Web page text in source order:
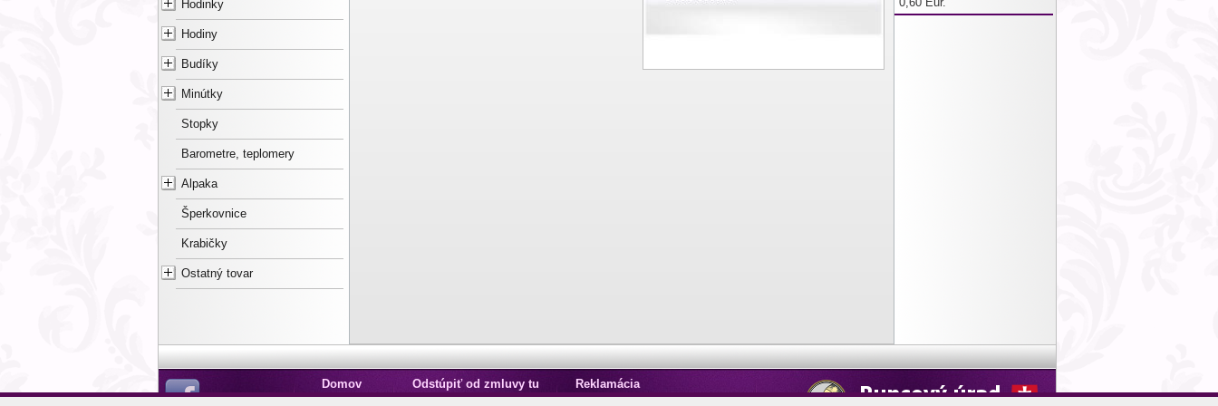
Hodinky
Hodiny
Budíky
Minútky
Stopky
Barometre, teplomery
Alpaka
Šperkovnice
Krabičky
Ostatný tovar
0,60 Eur.
Domov
Odstúpiť od zmluvy tu
Reklamácia